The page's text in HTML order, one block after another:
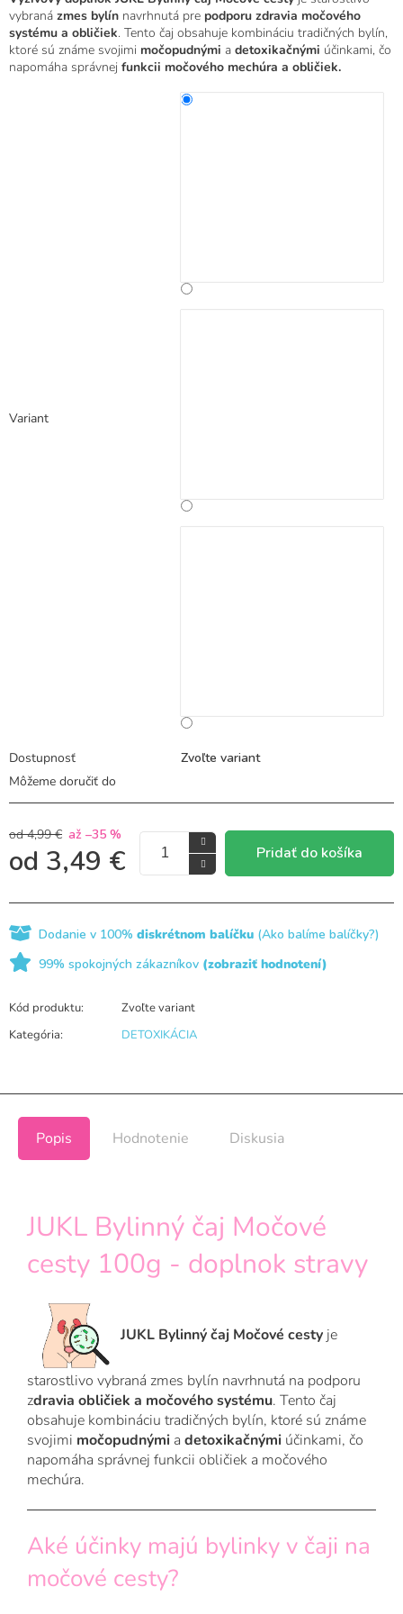
je
0,0
z
5
od 4,99 € až –35 %
od 3,49 € Pridať do košíka
Dodanie v 100% diskrétnom balíčku (Ako balíme balíčky?)
99% spokojných zákazníkov (zobraziť hodnotení)
Variant
Dostupnosť
Zvoľte variant
Môžeme doručiť do
vybraná zmes bylín navrhnutá pre podporu zdravia močového
systému a obličiek. Tento čaj obsahuje kombináciu tradičných bylín,
ktoré sú známe svojimi močopudnými a detoxikačnými účinkami, čo
napomáha správnej funkcii močového mechúra a obličiek.
Kód produktu:
Zvoľte variant
Kategória: DETOXIKÁCIA
Popis Hodnotenie Diskusia
JUKL Bylinný čaj Močové
cesty 100g - doplnok stravy
JUKL Bylinný čaj Močové cesty je
starostlivo vybraná zmes bylín navrhnutá na podporu
zdravia obličiek a močového systému. Tento čaj
obsahuje kombináciu tradičných bylín, ktoré sú známe
svojimi močopudnými a detoxikačnými účinkami, čo
napomáha správnej funkcii obličiek a močového
mechúra.
Aké účinky majú bylinky v čaji na
močové cesty?